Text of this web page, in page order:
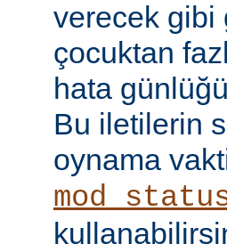
verecek gibi
çocuktan
hata
Bu iletilerin
oynama